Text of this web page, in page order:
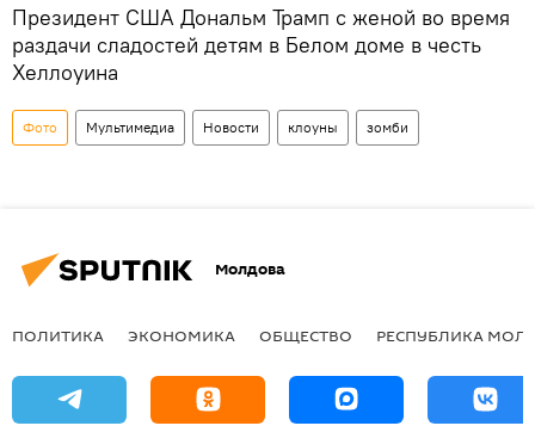
Президент США Дональм Трамп с женой во время
раздачи сладостей детям в Белом доме в честь
Хеллоуина
Фото Мультимедиа Новости клоуны зомби
Молдова
ПОЛИТИКА ЭКОНОМИКА ОБЩЕСТВО РЕСПУБЛИКА